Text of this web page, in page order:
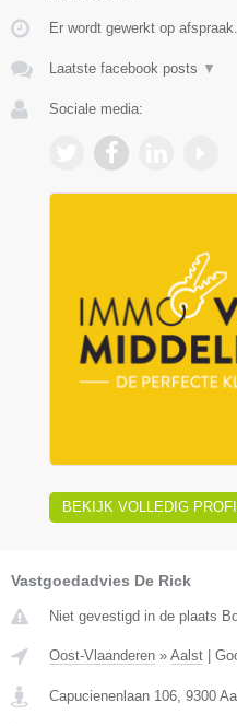
Er wordt gewerkt op afspraak.
Laatste facebook posts ▼
Sociale media:
BEKIJK VOLLEDIG
Vastgoedadvies De Rick
Niet gevestigd in de plaats
Oost-Vlaanderen » Aalst
Capucienenlaan 106 9300